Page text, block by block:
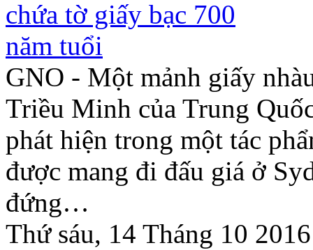
GNO - Một mảnh giấy
Triều Minh của Trung
phát hiện trong một tác
được mang đi đấu giá ở
đứng…
Thứ sáu, 14 Tháng 10